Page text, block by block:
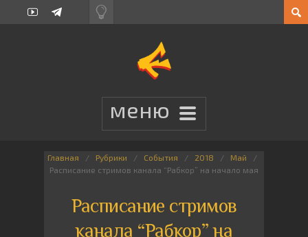
Главная Рубрики События 2018
Май
Расписание стримов канала “Рабкор” на начало мая
Расписание стримов
канала “Рабкор” на